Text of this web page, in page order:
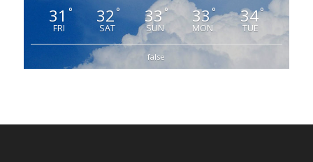
31 °
FRI
32°
SAT
33°
SUN
33°
MON
34°
TUE
false